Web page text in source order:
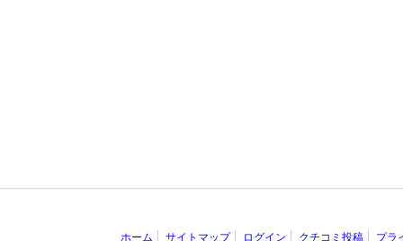
ホーム サイトマップ ログイン クチコミ投稿 プラ